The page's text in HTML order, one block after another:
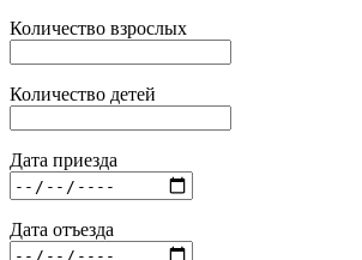
Количество взрослых
Количество детей
Дата приезда
Дата отъезда